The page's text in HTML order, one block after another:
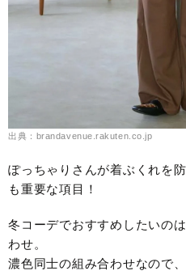
出典：brandavenue.rakuten.co.jp
ぽっちゃりさんが着ぶくれを
も重要な項目！
冬コーデでおすすめしたいの
わせ。
濃色同士の組み合わせなので